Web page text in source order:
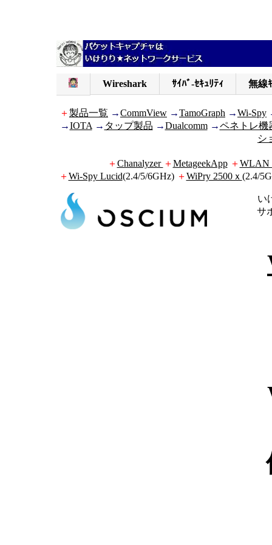
Wireshark ｻｲﾊﾞ-ｾｷｭﾘﾃｨ 無線
＋製品一覧 →CommView →TamoGraph →Wi-Spy
→IOTA → タップ製品 →Dualcomm→ペネトレ機
シ
＋Chanalyzer ＋MetageekApp＋WLAN
＋Wi-Spy Lucid(2.4/5/6GHz)＋WiPry 2500ｘ (2.4/
い
サ